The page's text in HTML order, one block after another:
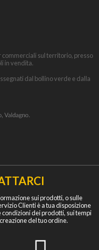
commerciali sul territorio, presso
in vendita.
dal bollino verde e dalla
sui prodotti, o sulle
Clienti è a tua disposizione
condizioni dei prodotti, sui tempi
del tuo ordine.